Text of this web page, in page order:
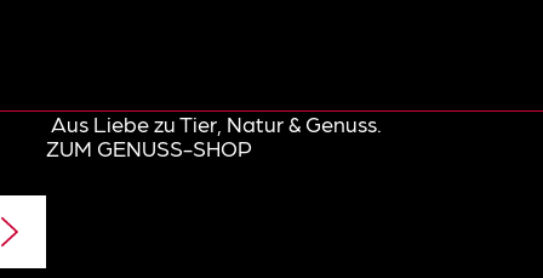
Aus Liebe zu Tier, Natur & Genuss.
ZUM GENUSS-SHOP